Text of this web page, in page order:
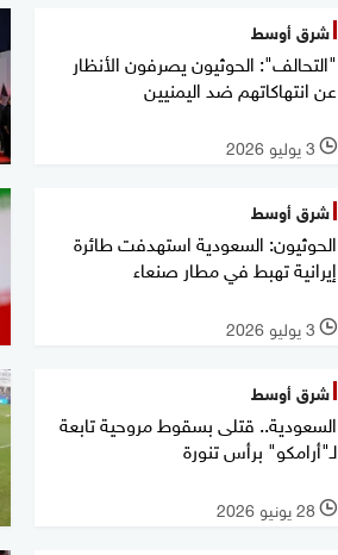
شرق أوسط
"التحالف": الحوثيون يصرفون الأنظار
عن انتهاكاتهم ضد اليمنيين
l 3 يوليو 2026
شرق أوسط
الحوثيون: السعودية استهدفت طائرة
إيرانية تهبط في مطار صنعاء
l 3 يوليو 2026
شرق أوسط
السعودية.. قتلى بسقوط مروحية تابعة
لـ"أرامكو" برأس تنورة
l 28 يونيو 2026